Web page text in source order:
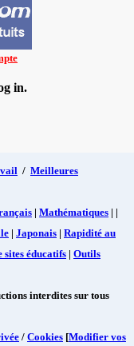
in.
/ Meilleures
| Mathématiques | |
| Japonais | Rapidité au
sites éducatifs | Outils
interdites sur tous
/ Cookies [Modifier vos